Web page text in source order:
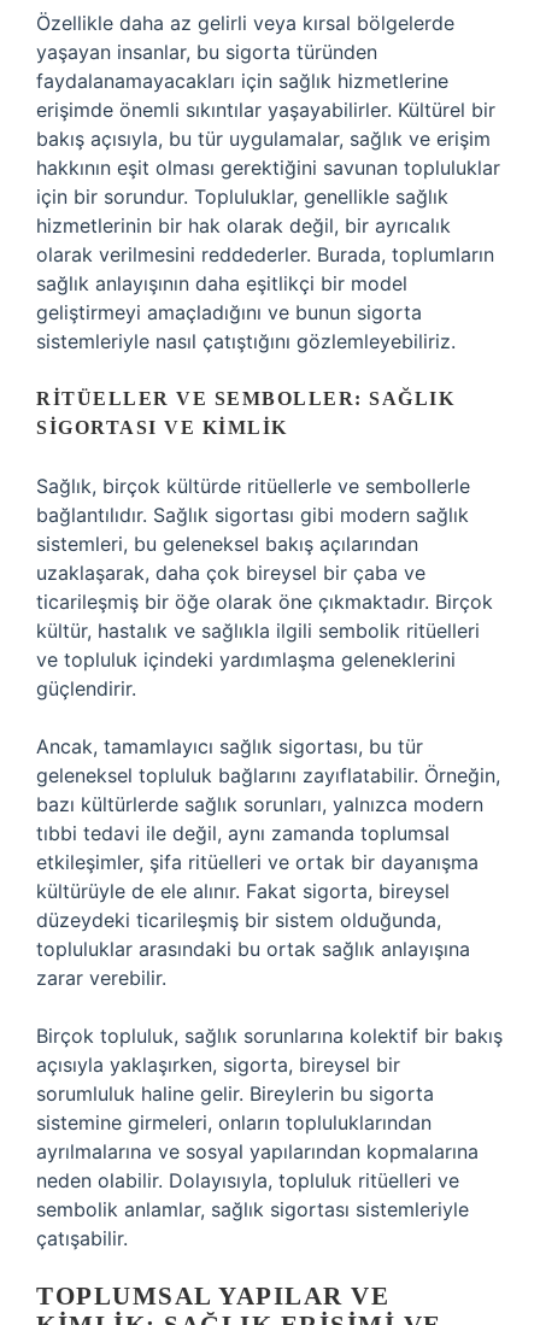
Özellikle daha az gelirli veya kırsal bölgelerde
yaşayan insanlar, bu sigorta türünden
faydalanamayacakları için sağlık hizmetlerine
erişimde önemli sıkıntılar yaşayabilirler. Kültürel bir
bakış açısıyla, bu tür uygulamalar, sağlık ve erişim
hakkının eşit olması gerektiğini savunan topluluklar
için bir sorundur. Topluluklar, genellikle sağlık
hizmetlerinin bir hak olarak değil, bir ayrıcalık
olarak verilmesini reddederler. Burada, toplumların
sağlık anlayışının daha eşitlikçi bir model
geliştirmeyi amaçladığını ve bunun sigorta
sistemleriyle nasıl çatıştığını gözlemleyebiliriz.
RITÜELLER VE SEMBOLLER: SAĞLIK
SIGORTASI VE KIMLIK
Sağlık, birçok kültürde ritüellerle ve sembollerle
bağlantılıdır. Sağlık sigortası gibi modern sağlık
sistemleri, bu geleneksel bakış açılarından
uzaklaşarak, daha çok bireysel bir çaba ve
ticarileşmiş bir öğe olarak öne çıkmaktadır. Birçok
kültür, hastalık ve sağlıkla ilgili sembolik ritüelleri
ve topluluk içindeki yardımlaşma geleneklerini
güçlendirir.
Ancak, tamamlayıcı sağlık sigortası, bu tür
geleneksel topluluk bağlarını zayıflatabilir. Örneğin,
bazı kültürlerde sağlık sorunları, yalnızca modern
tıbbi tedavi ile değil, aynı zamanda toplumsal
etkileşimler, şifa ritüelleri ve ortak bir dayanışma
kültürüyle de ele alınır. Fakat sigorta, bireysel
düzeydeki ticarileşmiş bir sistem olduğunda,
topluluklar arasındaki bu ortak sağlık anlayışına
zarar verebilir.
Birçok topluluk, sağlık sorunlarına kolektif bir bakış
açısıyla yaklaşırken, sigorta, bireysel bir
sorumluluk haline gelir. Bireylerin bu sigorta
sistemine girmeleri, onların topluluklarından
ayrılmalarına ve sosyal yapılarından kopmalarına
neden olabilir. Dolayısıyla, topluluk ritüelleri ve
sembolik anlamlar, sağlık sigortası sistemleriyle
çatışabilir.
TOPLUMSAL YAPILAR VE